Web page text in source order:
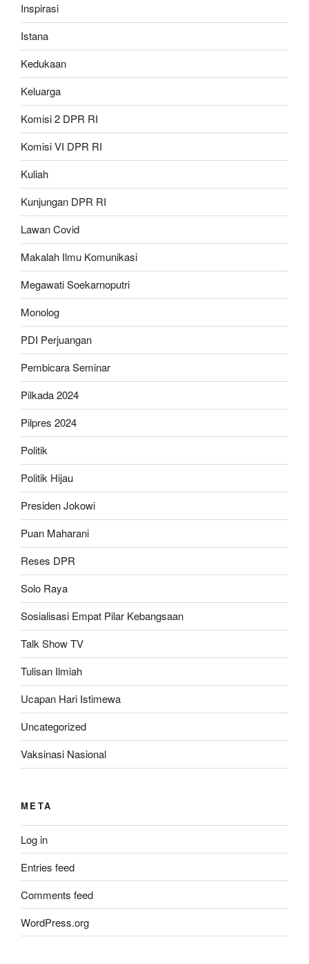
Inspirasi
Istana
Kedukaan
Keluarga
Komisi 2 DPR RI
Komisi VI DPR RI
Kuliah
Kunjungan DPR RI
Lawan Covid
Makalah Ilmu Komunikasi
Megawati Soekarnoputri
Monolog
PDI Perjuangan
Pembicara Seminar
Pilkada 2024
Pilpres 2024
Politik
Politik Hijau
Presiden Jokowi
Puan Maharani
Reses DPR
Solo Raya
Sosialisasi Empat Pilar Kebangsaan
Talk Show TV
Tulisan Ilmiah
Ucapan Hari Istimewa
Uncategorized
Vaksinasi Nasional
META
Log in
Entries feed
Comments feed
WordPress.org